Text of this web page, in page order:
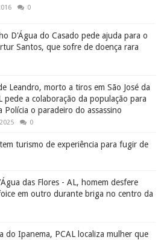
0
D'Água do Casado pede ajuda para o
Santos, que sofre de doença rara
Leandro, morto a tiros em São José da
pede a colaboração da população para
Polícia o paradeiro do assassino
0
turismo de experiência para fugir de
das Flores - AL, homem desfere
em outro durante briga no centro da
do Ipanema, PCAL localiza mulher que